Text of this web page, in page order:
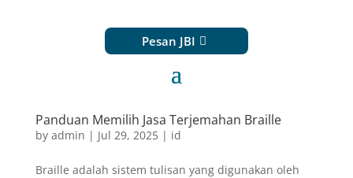
Pesan JBI
Panduan Memilih Jasa Terjemahan Braille
by admin | Jul 29, 2025| id
Braille adalah sistem tulisan yang digunakan oleh